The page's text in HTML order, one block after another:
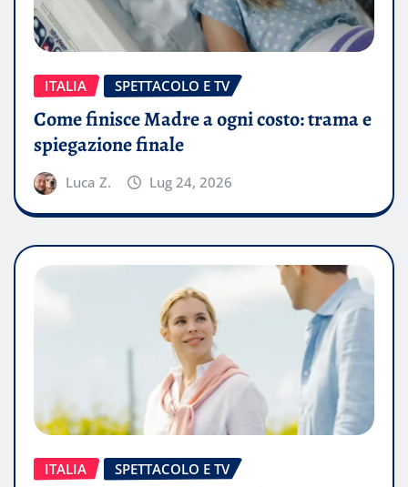
ITALIA SPETTACOLO E TV
Come finisce Madre a ogni costo: trama e
spiegazione finale
Luca Z. Lug 24, 2026
ITALIA SPETTACOLO E TV